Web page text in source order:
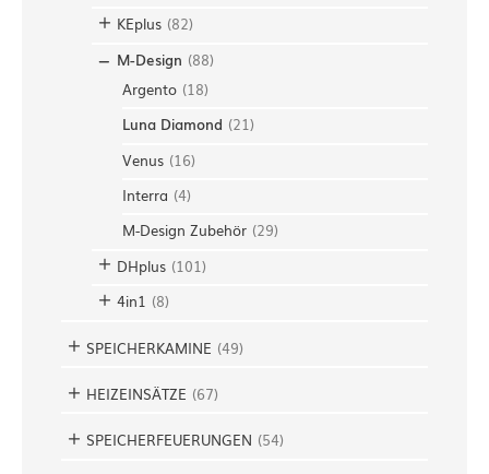
KEplus (82)
M-Design (88)
Argento (18)
Luna Diamond (21)
Venus (16)
Interra (4)
M-Design Zubehör (29)
DHplus (101)
4in1 (8)
SPEICHERKAMINE (49)
HEIZEINSÄTZE (67)
SPEICHERFEUERUNGEN (54)